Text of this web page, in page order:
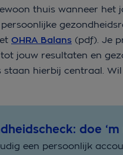
thuis wanneer het
OHRA Balans (pdf). Je
jouw resultaten en
hierbij centraal.
doe ‘m
een persoonlijk